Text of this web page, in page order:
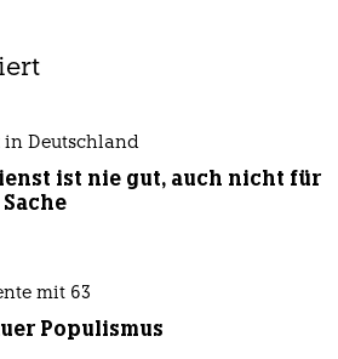
Deutschland
ist nie gut, auch nicht für
mit 63
Populismus